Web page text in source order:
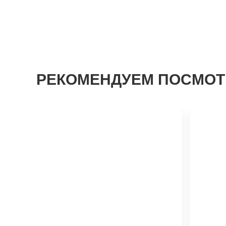
РЕКОМЕНДУЕМ